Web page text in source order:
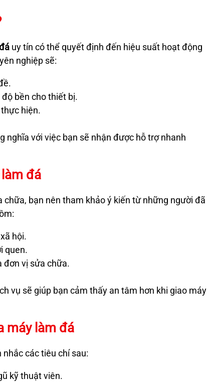
uy tín có thể quyết định đến hiệu suất hoạt động
nghiệp sẽ:
bền cho thiết bị.
hiện.
nghĩa với việc bạn sẽ nhận được hỗ trợ nhanh
đá
bạn nên tham khảo ý kiến từ những người đã
hội.
quen.
đơn vị sửa chữa.
vụ sẽ giúp bạn cảm thấy an tâm hơn khi giao máy
máy làm đá
các tiêu chí sau:
kỹ thuật viên.